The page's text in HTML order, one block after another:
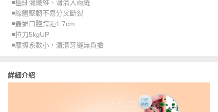
◾️極細滑纖維、滑溜入齒縫
◾️線體堅韌不易分叉斷裂
◾️最適口腔跨距1.7cm
◾️拉力5kgUP
◾️摩擦系數小，清潔牙縫無負擔
詳細介紹